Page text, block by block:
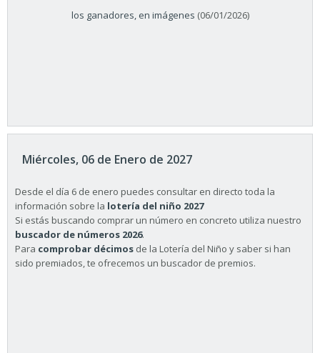
los ganadores, en imágenes (06/01/2026)
Miércoles, 06 de Enero de 2027
Desde el día 6 de enero puedes consultar en directo toda la
información sobre la lotería del niño 2027
Si estás buscando comprar un número en concreto utiliza nuestro
buscador de números 2026.
Para comprobar décimos de la Lotería del Niño y saber si han
sido premiados, te ofrecemos un buscador de premios.